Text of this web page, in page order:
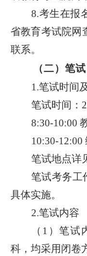
8.考生在报
省教育考试院网
联系。
（二）笔
1.笔试时间
笔试时间：
8:30-10:00
10:30-12:00
笔试地点详
笔试考务工
具体实施。
2.笔试内容
（ 1）笔试
科，均采用闭卷